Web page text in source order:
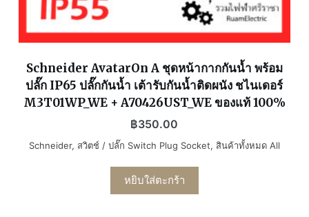
Schneider AvatarOn A ชุดหน้ากากกันน้ำ พร้อม
ปลั๊ก IP65 ปลั๊กกันน้ำ เต้ารับกันน้ำติดผนัง ชไนเดอร์
M3T01WP_WE + A70426UST_WE ของแท้ 100%
฿350.00
Schneider, สวิตช์ / ปลั๊ก Switch Plug Socket, สินค้าทั้งหมด All
หยิบใส่ตะกร้า